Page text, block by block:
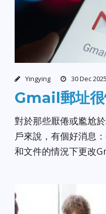
Yingying 30 Dec 2025
Gmail郵址很
對於那些厭倦或尷尬
戶來說，有個好消息
和文件的情況下更改